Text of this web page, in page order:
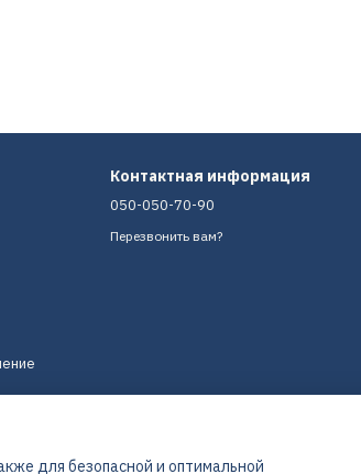
Контактная информация
050-050-70-90
Перезвонить вам?
для безопасной и оптимальной